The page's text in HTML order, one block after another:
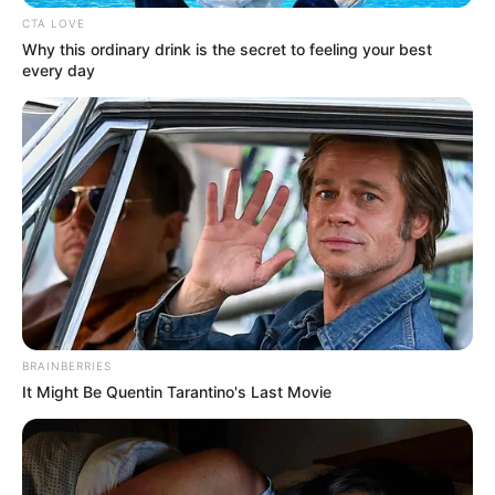
hangulatváltozásokkal, aki a következő 11 évben
terrorizálja Angliát.
A történelmi feljegyzéseket tanulmányozó modern
idegtudósok most úgy vélik, hogy Henry traumás
agysérülést szenvedett a frontális lebenyben,
amely a személyiséget és az impulzuskontrollt
irányítja. A bizonyíték meggyőző. A baleset előtt
Henry figyelemre méltó visszafogottságot
mutatott korának uralkodója iránt. De 1536 januárja
után a kivégzések komolyan kezdődtek.
Anne Boleyn csak négy hónappal később vesztette
el a fejét. Thomas Cromwell, Henry
legmegbízhatóbb tanácsadója követné a példát. A
király dühe legendássá vált. A szolgák arról
CTA LOVE
Why this ordinary drink is the secret to feeling your best
every day
BRAINBERRIES
It Might Be Quentin Tarantino's Last Movie